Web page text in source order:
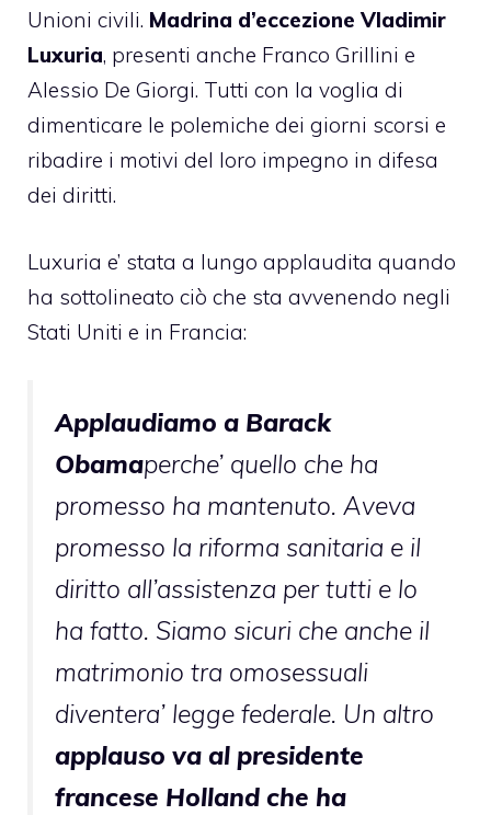
Unioni civili. Madrina d’eccezioneVladimir
Luxuria, presenti anche Franco Grillini e
Alessio De Giorgi. Tutti con la voglia di
dimenticare le polemiche dei giorni scorsi e
ribadire i motivi del loro impegno in difesa
dei diritti.
Luxuria e’ stata a lungo applaudita quando
ha sottolineato ciò che sta avvenendo negli
Stati Uniti e in Francia:
Applaudiamo a Barack
Obamaperche’ quello che ha
promesso ha mantenuto. Aveva
promesso la riforma sanitaria e il
diritto all’assistenza per tutti e lo
ha fatto. Siamo sicuri che anche il
matrimonio tra omosessuali
diventera’ legge federale. Un altro
applauso va al presidente
francese Holland che ha